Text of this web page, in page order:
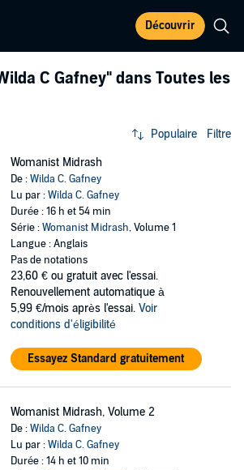
Découvrir
C Gafney" dans Toutes les
Populaire Filtre
Womanist Midrash
De :Wilda C. Gafney
Lu par :Wilda C. Gafney
Durée : 16 h et 54 min
Série :Womanist Midrash, Volume 1
Langue : Anglais
Pas de notations
23,60 € ou gratuit avec l'essai.
Renouvellement automatique à
5,99 €/mois après l'essai. Voir
conditions d'éligibilité
Essayez Standard gratuitement
Womanist Midrash, Volume 2
De :Wilda C. Gafney
Lu par :Wilda C. Gafney
Durée : 14 h et 10 min